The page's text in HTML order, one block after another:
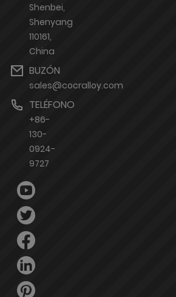
Shenbei,
Shenyang
110161,
China
BUZÓN
sales@cocralloy.com
TELÉFONO
+86-
130-
0924-
9727